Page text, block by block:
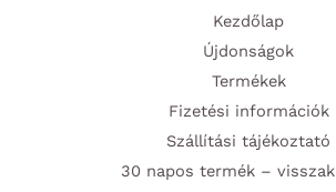
Kezdőlap
Újdonságok
Termékek
Fizetési információk
Szállítási tájékoztató
30 napos termék –